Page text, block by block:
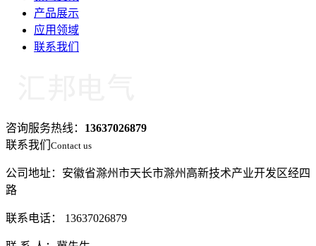
产品展示
应用领域
联系我们
咨询服务热线： 13637026879
联系我们 Contact us
公司地址：安徽省滁州市天长市滁州高新技术产业开发区经四
路
联系电话： 13637026879